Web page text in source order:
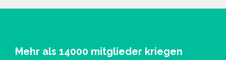
Mehr als 14000 mitglieder kriegen